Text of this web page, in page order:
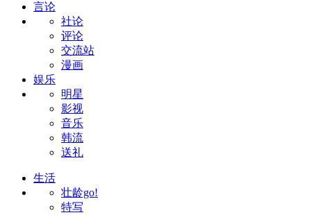
言论
社论
评论
交流站
漫画
娱乐
明星
影视
音乐
韩流
送礼
生活
壮龄go!
特写